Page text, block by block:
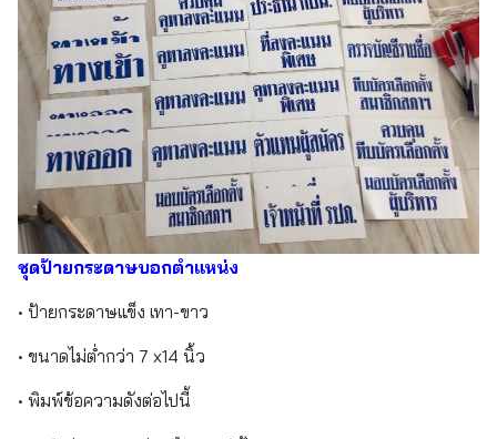
ชุดป้ายกระดาษบอกตำแหน่ง
• ป้ายกระดาษแข็ง เทา-ขาว
• ขนาดไม่ต่ำกว่า 7 x14 นิ้ว
• พิมพ์ข้อความดังต่อไปนี้